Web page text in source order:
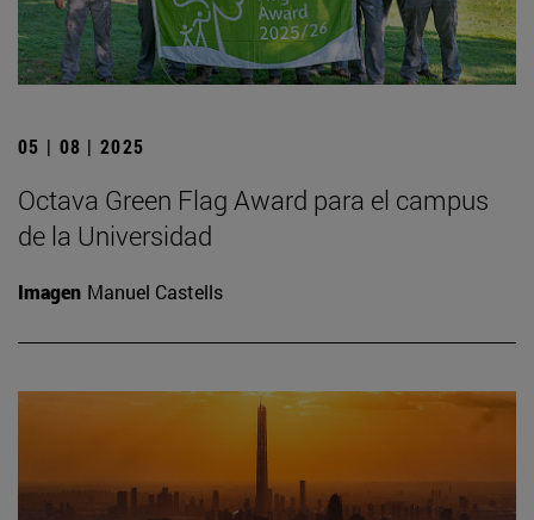
05 | 08 | 2025
Octava Green Flag Award para el campus
de la Universidad
Imagen Manuel Castells